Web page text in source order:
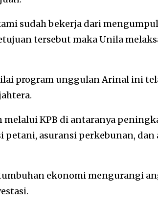
sudah bekerja dari
tersebut maka Unila
program unggulan Arinal ini
melalui KPB di antaranya
petani, asuransi perkebunan,
ekonomi mengurangi